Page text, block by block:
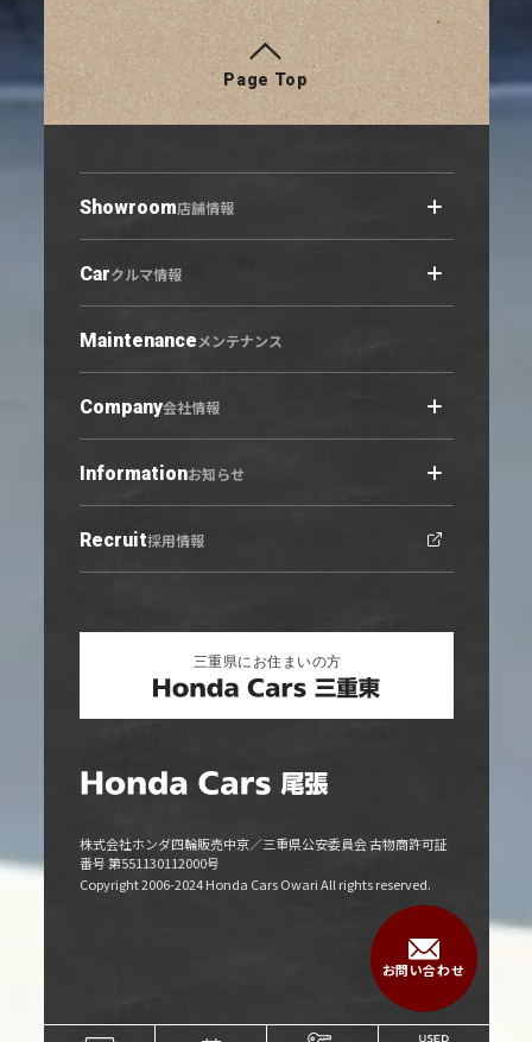
Page Top
Showroom店舗情報
店舗情報トップ
小牧原店
春日井六軒屋店
U-Select羽黒
営業日カレンダー
Carクルマ情報
クルマ情報トップ
展示車・試乗車
中古車
Maintenanceメンテナンス
Company会社情報
会社概要トップ
ご利用にあたって
プライバシーポリシー
Informationお知らせ
お知らせトップ
ニュース
Recruit採用情報
株式会社ホンダ四輪販売中京／三重県公安委員会 古物商許可証
番号 第551130112000号
Copyright 2006-2024 Honda Cars Owari All rights reserved.
お問い合わせ